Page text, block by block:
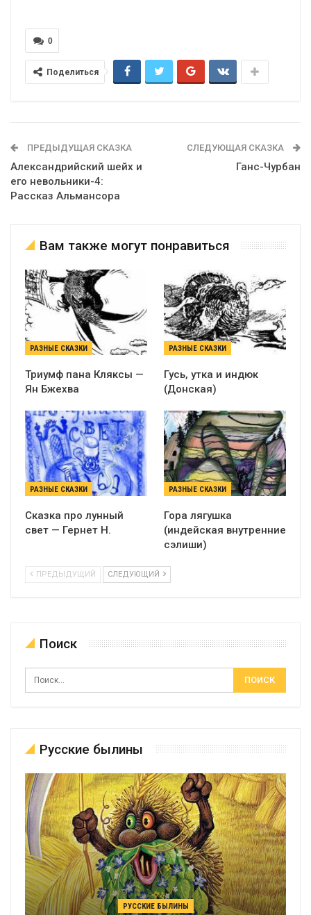
0
Поделиться
ПРЕДЫДУЩАЯ СКАЗКА
Александрийский шейх и
его невольники-4:
Рассказ Альмансора
СЛЕДУЮЩАЯ СКАЗКА
Ганс-Чурбан
Вам также могут понравиться
РАЗНЫЕ СКАЗКИ
Триумф пана Кляксы —
Ян Бжехва
РАЗНЫЕ СКАЗКИ
Гусь, утка и индюк
(Донская)
РАЗНЫЕ СКАЗКИ
Сказка про лунный
свет — Гернет Н.
РАЗНЫЕ СКАЗКИ
Гора лягушка
(индейская внутренние
сэлиши)
ПРЕДЫДУЩИЙ СЛЕДУЮЩИЙ
Поиск
Русские былины
РУССКИЕ БЫЛИНЫ